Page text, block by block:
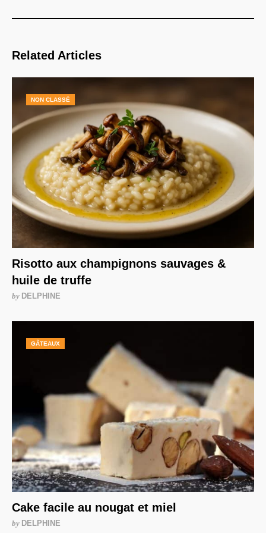
Related Articles
NON CLASSÉ
Risotto aux champignons sauvages &
huile de truffe
by DELPHINE
GÂTEAUX
Cake facile au nougat et miel
by DELPHINE